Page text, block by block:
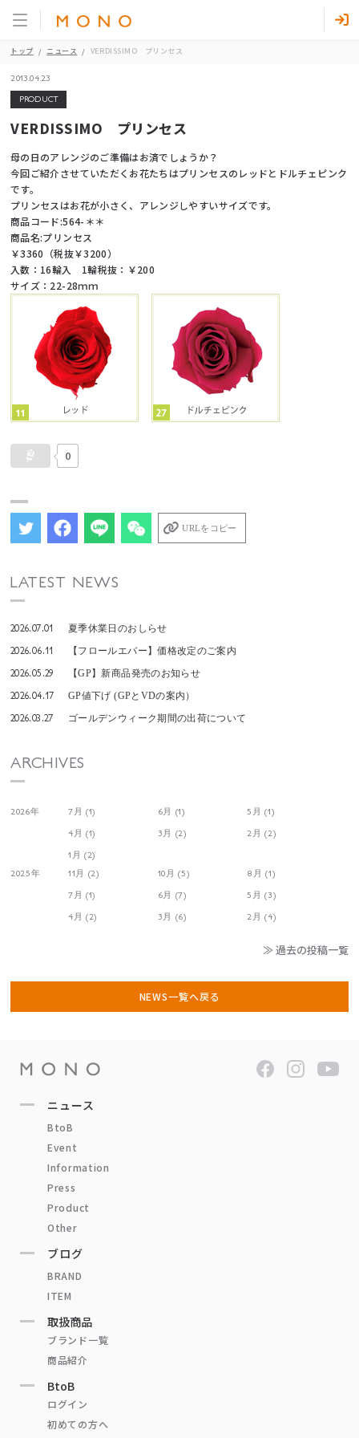
トップ ニュース VERDISSIMO プリンセス
2013.04.23
PRODUCT
VERDISSIMO プリンセス
母の日のアレンジのご準備はお済でしょうか？
今回ご紹介させていただくお花たちはプリンセスのレッドとドルチェピンク
です。
プリンセスはお花が小さく、アレンジしやすいサイズです。
商品コード:564-＊＊
商品名:プリンセス
￥3360（税抜￥3200）
入数：16輪入 1輪税抜：￥200
サイズ：22-28ｍｍ
0
URLをコピー
LATEST NEWS
2026.07.01 夏季休業日のおしらせ
2026.06.11 【フロールエバー】価格改定のご案内
2026.05.29 【GP】新商品発売のお知らせ
2026.04.17 GP値下げ (GPとVDの案内）
2026.03.27 ゴールデンウィーク期間の出荷について
ARCHIVES
2026年 7月 (1) 6月 (1)
5月 (1)
4月 (1)
3月 (2)
2月 (2)
1月 (2)
2025年
11月 (2) 10月 (5)
8月 (1)
7月 (1)
6月 (7)
5月 (3)
4月 (2)
3月 (6) 2月 (4)
≫ 過去の投稿一覧
NEWS一覧へ戻る
ニュース
BtoB
Event
Information
Press
Product
Other
ブログ
BRAND
ITEM
取扱商品
ブランド一覧
商品紹介
BtoB
ログイン
初めての方へ